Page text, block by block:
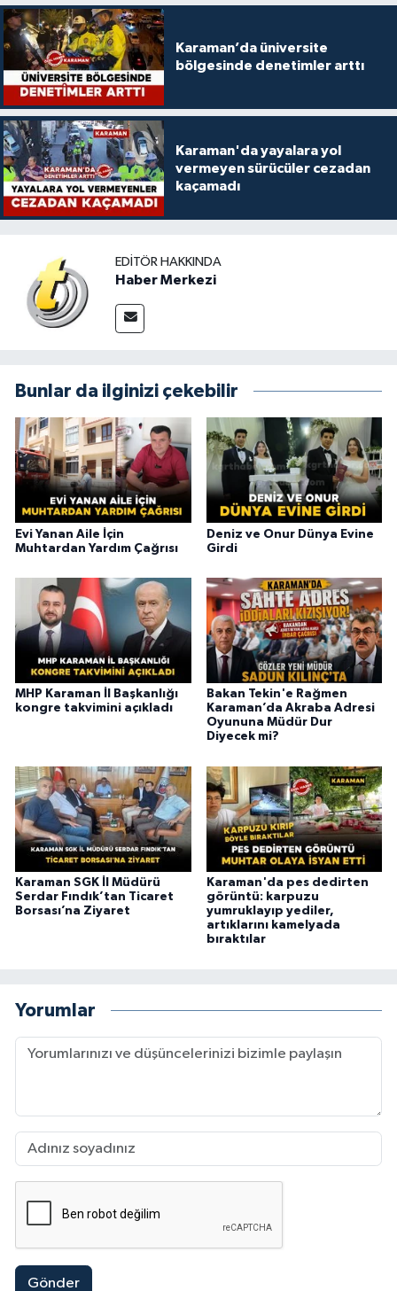
Karaman’da üniversite
bölgesinde denetimler arttı
Karaman'da yayalara yol
vermeyen sürücüler cezadan
kaçamadı
EDITÖR HAKKINDA
Haber Merkezi
Bunlar da ilginizi çekebilir
Evi Yanan Aile İçin
Muhtardan Yardım Çağrısı
Deniz ve Onur Dünya Evine
Girdi
MHP Karaman İl Başkanlığı
kongre takvimini açıkladı
Bakan Tekin'e Rağmen
Karaman’da Akraba Adresi
Oyununa Müdür Dur
Diyecek mi?
Karaman SGK İl Müdürü
Serdar Fındık’tan Ticaret
Borsası’na Ziyaret
Karaman'da pes dedirten
görüntü: karpuzu
yumruklayıp yediler,
artıklarını kamelyada
bıraktılar
Yorumlar
Gönder